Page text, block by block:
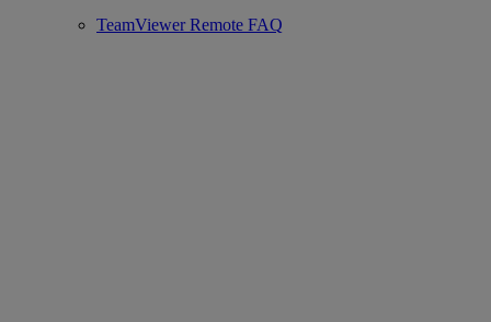
TeamViewer Remote FAQ